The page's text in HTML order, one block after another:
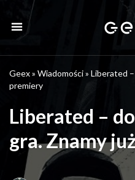
Geex» Wiadomości» Liberated
premiery
Liberated –
gra. Znamy